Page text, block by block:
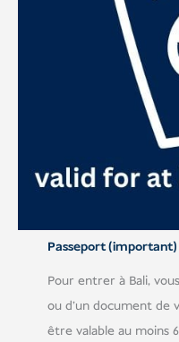
Passeport (important)
Pour entrer à Bali,
ou d'un document de
être valable au moins